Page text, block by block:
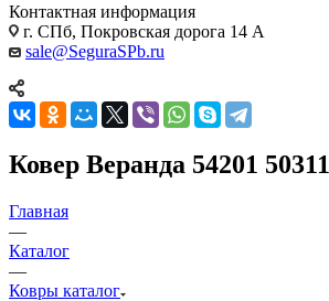
Контактная информация
г. СПб, Покровская дорога 14 А
sale@SeguraSPb.ru
Ковер Веранда 54201 50311
Главная
—
Каталог
—
Ковры каталог